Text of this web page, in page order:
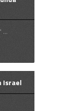
...
Israel